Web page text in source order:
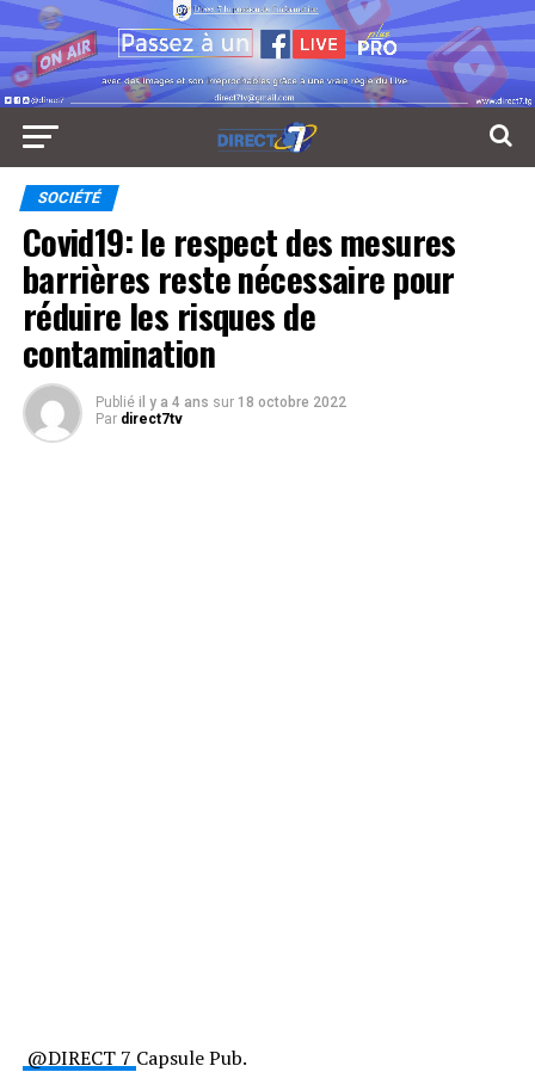
SOCIÉTÉ
Covid19: le respect des mesures
barrières reste nécessaire pour
réduire les risques de
contamination
Publié il y a 4 ans sur 18 octobre 2022
Par direct7tv
@DIRECT 7 Capsule Pub.